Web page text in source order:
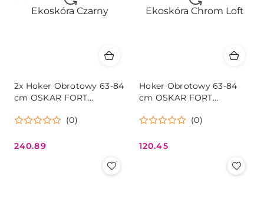
2x Hoker Obrotowy 63-84
cm OSKAR FORT
(0)
Cena:
240.89
Hoker Obrotowy 63-84
cm OSKAR FORT
(0)
Cena:
120.45